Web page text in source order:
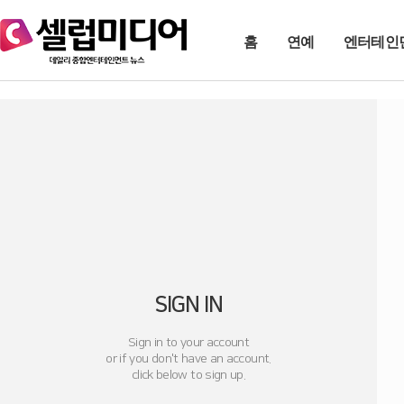
홈 연예 엔터테인
SIGN IN
Sign in to your account
or if you don't have an account.
click below to sign up.